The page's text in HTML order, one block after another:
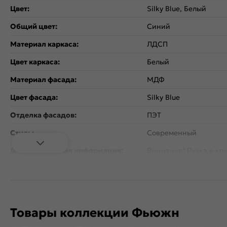
Цвет:
Silky Blue, Белый
Общий цвет:
Синий
Материал каркаса:
ЛДСП
Цвет каркаса:
Белый
Материал фасада:
МДФ
Цвет фасада:
Silky Blue
Отделка фасадов:
ПЭТ
Стиль:
Современный
Гарантия:
Товары коллекции Фьюжн